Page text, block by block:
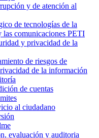
y de atención al
de tecnologías de la
las comunicaciones PETI
y privacidad de la
de riesgos de
de la información
de cuentas
al ciudadano
evaluación y auditoria